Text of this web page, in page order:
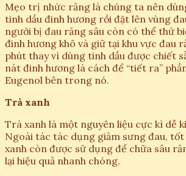
Mẹo trị nhức răng là chúng ta nên
tinh dầu đinh hương rồi đặt lên vùng
người bị đau răng sâu còn có thể thử
đinh hương khô và giữ tại khu vực đau
phút thay vì dùng tinh dầu được chiết
nát đinh hương là cách để “tiết ra”
Eugenol bên trong nó.
Trà xanh
Trà xanh là một nguyên liệu cực kì dễ
Ngoài tác tác dụng giảm sưng đau,
xanh còn được sử dụng để chữa sâu
lại hiệu quả nhanh chóng.